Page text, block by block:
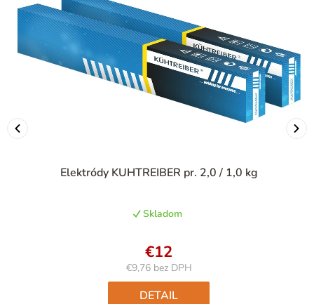
Elektródy KUHTREIBER pr. 2,0 / 1,0 kg
Skladom
€12
€9,76 bez DPH
Jednotková
cena:
DETAIL